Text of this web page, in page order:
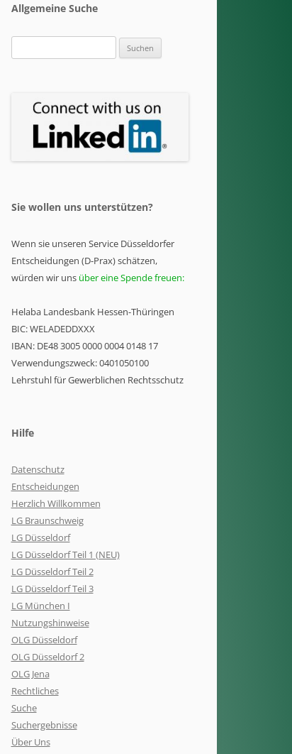
Allgemeine Suche
nach:
Sie wollen uns unterstützen?
Wenn sie unseren Service Düsseldorfer
Entscheidungen (D-Prax) schätzen,
würden wir uns über eine Spende freuen:
Helaba Landesbank Hessen-Thüringen
BIC: WELADEDDXXX
IBAN: DE48 3005 0000 0004 0148 17
Verwendungszweck: 0401050100
Lehrstuhl für Gewerblichen Rechtsschutz
Hilfe
Datenschutz
Entscheidungen
Herzlich Willkommen
LG Braunschweig
LG Düsseldorf
LG Düsseldorf Teil 1 (NEU)
LG Düsseldorf Teil 2
LG Düsseldorf Teil 3
LG München I
Nutzungshinweise
OLG Düsseldorf
OLG Düsseldorf 2
OLG Jena
Rechtliches
Suche
Suchergebnisse
Über Uns